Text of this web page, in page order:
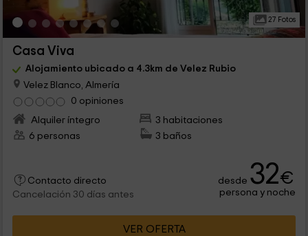
27 Fotos
Casa Viva
Alojamiento ubicado a 4.3km de Velez Rubio
Velez Blanco, Almería
0 opiniones
Alquiler íntegro
3 habitaciones
6 personas
3 baños
Contacto directo
Cancelación 30 días antes
desde 32€
persona y noche
VER OFERTA